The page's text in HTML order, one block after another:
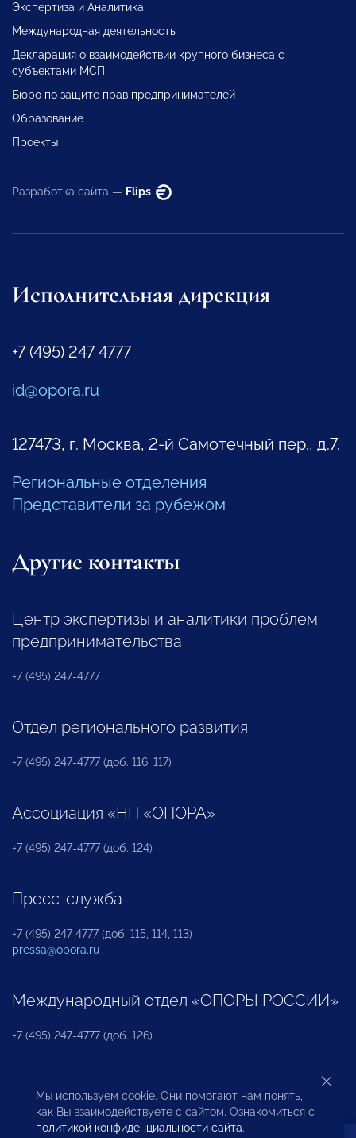
Экспертиза и Аналитика
Международная деятельность
Декларация о взаимодействии крупного бизнеса с
субъектами МСП
Бюро по защите прав предпринимателей
Образование
Проекты
Разработка сайта — Flips
Исполнительная дирекция
+7 (495) 247 4777
id@opora.ru
127473, г. Москва, 2-й Самотечный пер., д.7.
Региональные отделения
Представители за рубежом
Другие контакты
Центр экспертизы и аналитики проблем
предпринимательства
+7 (495) 247-4777
Отдел регионального развития
+7 (495) 247-4777 (доб. 116, 117)
Ассоциация «НП «ОПОРА»
+7 (495) 247-4777 (доб. 124)
Пресс-служба
+7 (495) 247 4777 (доб. 115, 114, 113)
pressa@opora.ru
Международный отдел «ОПОРЫ РОССИИ»
+7 (495) 247-4777 (доб. 126)
Бюро по защите прав предпринимателей и
инвесторов
Мы используем cookie. Они помогают нам понять,
как Вы взаимодействуете с сайтом. Ознакомиться с
политикой конфиденциальности сайта.